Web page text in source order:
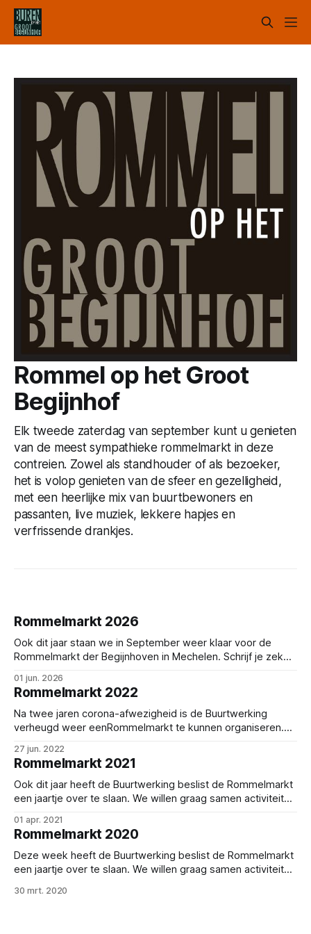
Rommel op het Groot
Begijnhof
Elk tweede zaterdag van september kunt u genieten
van de meest sympathieke rommelmarkt in deze
contreien. Zowel als standhouder of als bezoeker,
het is volop genieten van de sfeer en gezelligheid,
met een heerlijke mix van buurtbewoners en
passanten, live muziek, lekkere hapjes en
verfrissende drankjes.
Rommelmarkt 2026
Ook dit jaar staan we in September weer klaar voor de
Rommelmarkt der Begijnhoven in Mechelen. Schrijf je zeker
01 jun. 2026
Rommelmarkt 2022
Na twee jaren corona-afwezigheid is de Buurtwerking
verheugd weer eenRommelmarkt te kunnen organiseren.
inmiddels afgerond.
27 jun. 2022
Rommelmarkt 2021
Ook dit jaar heeft de Buurtwerking beslist de Rommelmarkt
een jaartje over te slaan. We willen graag samen activiteiten
zoveel mensen in de kleine straten van Begijnhof tezamen
met het lichtelijk chaotische karakter van de Rommelmarkt
waar spullen van hand tot hand gaan,
01 apr. 2021
Rommelmarkt 2020
Deze week heeft de Buurtwerking beslist de Rommelmarkt
een jaartje over te slaan. We willen graag samen activiteiten
zoveel mensen in de kleine straten van Begijnhof tezamen
30 mrt. 2020